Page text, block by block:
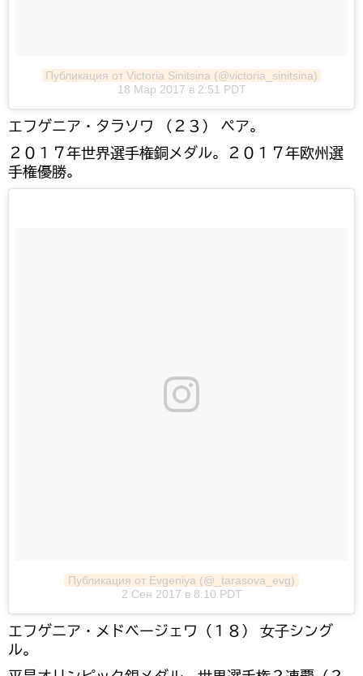
Публикация от Victoria Sinitsina (@victoria_sinitsina)
18 Мар 2017 в 2:51 PDT
エフゲニア・タラソワ （２３） ペア。
２０１７年世界選手権銅メダル。２０１７年欧州選
手権優勝。
Публикация от Evgeniya (@_tarasova_evg)
2 Сен 2017 в 8:10 PDT
エフゲニア・メドベージェワ（１８） 女子シング
ル。